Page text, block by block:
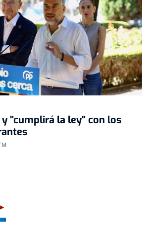
y "cumplirá la ley" con los